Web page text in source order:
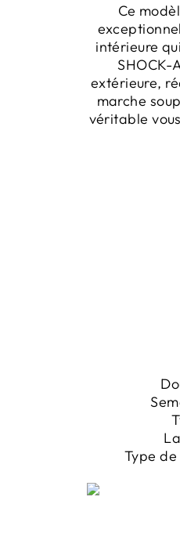
Ce
intérieure
SHOCK-
extérieure,
marche
véritable
Type